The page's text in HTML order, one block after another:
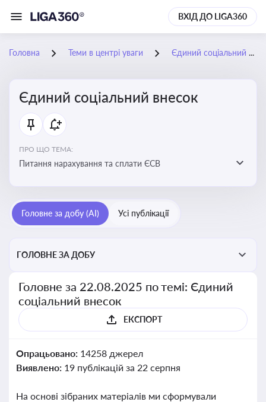
ВХІД ДО LIGA360
Головна Теми в центрі уваги Єдиний соціальний внесок
Єдиний соціальний внесок
ПРО ЩО ТЕМА:
Питання нарахування та сплати ЄСВ
Головне за добу (AI) Усі публікації
ГОЛОВНЕ ЗА ДОБУ
Головне за 22.08.2025 по темі: Єдиний
соціальний внесок
ЕКСПОРТ
Опрацьовано: 14258 джерел
Виявлено: 19 публікацій за 22 серпня
На основі зібраних матеріалів ми сформували